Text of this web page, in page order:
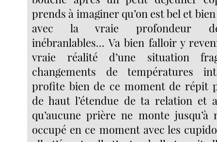
prends à imaginer qu’on est bel et
avec la vraie profondeur
inébranlables... Va bien falloir y
vraie réalité d’une situation
changements de températures
profite bien de ce moment de répit
de haut l’étendue de ta relation et
qu’aucune prière ne monte
occupé en ce moment avec les